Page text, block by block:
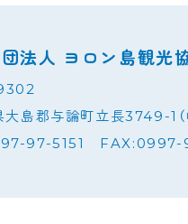
法人 ヨロン島観光
大島郡与論町立長3749-1（
97-5151 FAX:0997-